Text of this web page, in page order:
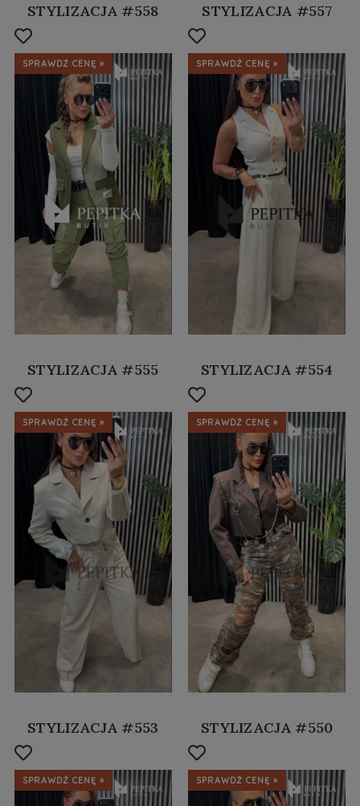
STYLIZACJA #558
SPRAWDŹ CENĘ »
STYLIZACJA #557
SPRAWDŹ CENĘ »
STYLIZACJA #555
SPRAWDŹ CENĘ »
STYLIZACJA #554
SPRAWDŹ CENĘ »
STYLIZACJA #553
SPRAWDŹ CENĘ »
STYLIZACJA #550
SPRAWDŹ CENĘ »